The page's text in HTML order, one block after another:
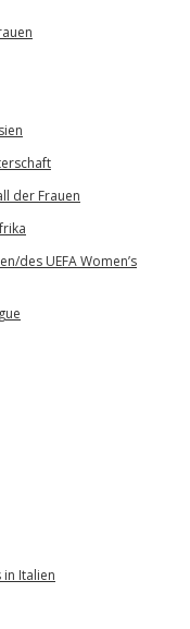
der Frauen
des UEFA Women’s
in Italien